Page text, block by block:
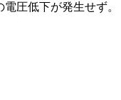
圧低下が発生せず。